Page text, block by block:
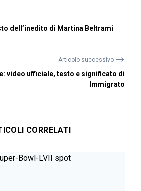
dell’inedito di Martina Beltrami
Articolo successivo ⟶
video ufficiale, testo e significato di
Immigrato
CORRELATI